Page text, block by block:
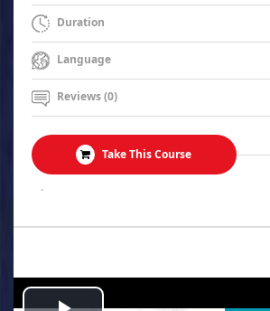
Duration
Language
Reviews (0)
Take This Course
.